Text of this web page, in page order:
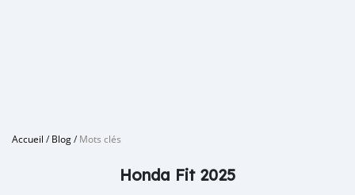
Accueil /Blog/Mots clés
Honda Fit 2025